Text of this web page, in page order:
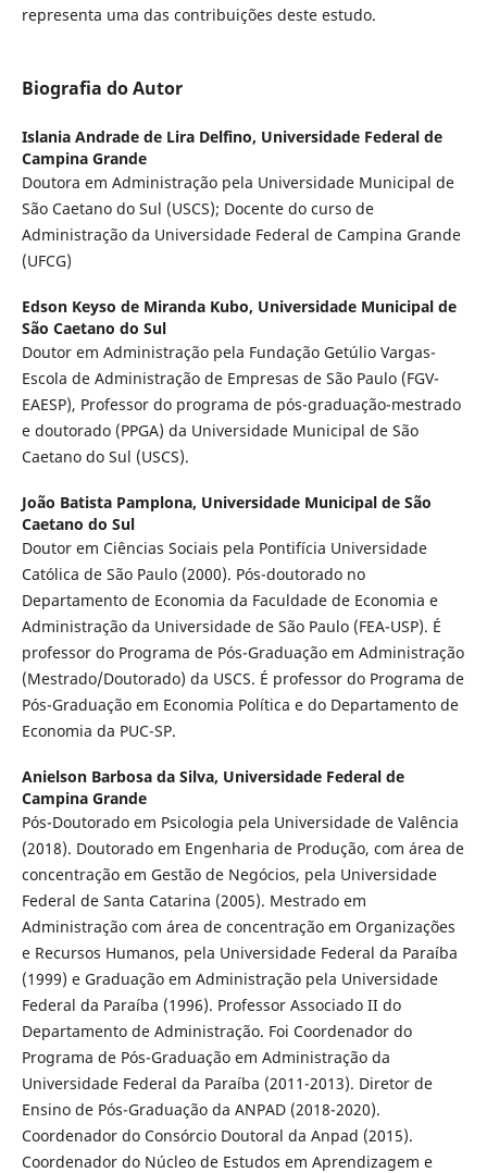
representa uma das contribuições deste estudo.
Biografia do Autor
Islania Andrade de Lira Delfino, Universidade Federal de
Campina Grande
Doutora em Administração pela Universidade Municipal de
São Caetano do Sul (USCS); Docente do curso de
Administração da Universidade Federal de Campina Grande
(UFCG)
Edson Keyso de Miranda Kubo, Universidade Municipal de
São Caetano do Sul
Doutor em Administração pela Fundação Getúlio Vargas-
Escola de Administração de Empresas de São Paulo (FGV-
EAESP), Professor do programa de pós-graduação-mestrado
e doutorado (PPGA) da Universidade Municipal de São
Caetano do Sul (USCS).
João Batista Pamplona, Universidade Municipal de São
Caetano do Sul
Doutor em Ciências Sociais pela Pontifícia Universidade
Católica de São Paulo (2000). Pós-doutorado no
Departamento de Economia da Faculdade de Economia e
Administração da Universidade de São Paulo (FEA-USP). É
professor do Programa de Pós-Graduação em Administração
(Mestrado/Doutorado) da USCS. É professor do Programa de
Pós-Graduação em Economia Política e do Departamento de
Economia da PUC-SP.
Anielson Barbosa da Silva, Universidade Federal de
Campina Grande
Pós-Doutorado em Psicologia pela Universidade de Valência
(2018). Doutorado em Engenharia de Produção, com área de
concentração em Gestão de Negócios, pela Universidade
Federal de Santa Catarina (2005). Mestrado em
Administração com área de concentração em Organizações
e Recursos Humanos, pela Universidade Federal da Paraíba
(1999) e Graduação em Administração pela Universidade
Federal da Paraíba (1996). Professor Associado II do
Departamento de Administração. Foi Coordenador do
Programa de Pós-Graduação em Administração da
Universidade Federal da Paraíba (2011-2013). Diretor de
Ensino de Pós-Graduação da ANPAD (2018-2020).
Coordenador do Consórcio Doutoral da Anpad (2015).
Coordenador do Núcleo de Estudos em Aprendizagem e